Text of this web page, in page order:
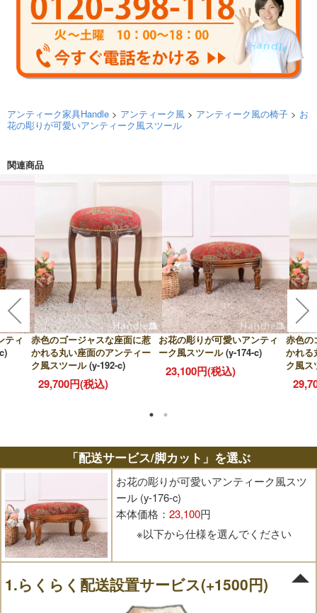
アンティーク家具Handle > アンティーク風 > アンティーク風の椅子 > お
花の彫りが可愛いアンティーク風スツール
関連商品
ティ
赤色のゴージャスな座面に惹
かれる丸い座面のアンティー
ク風スツール (y-192-c)
29,700円(税込)
お花の彫りが可愛いアンティ
ーク風スツール (y-174-c)
23,100円(税込)
赤色の
かれる
ク風ス
「配送サービス/脚カット」を選ぶ
お花の彫りが可愛いアンティーク風スツ
ール (y-176-c)
本体価格： 23,100円
※以下から仕様を選んでください
1.らくらく配送設置サービス(+1500円)